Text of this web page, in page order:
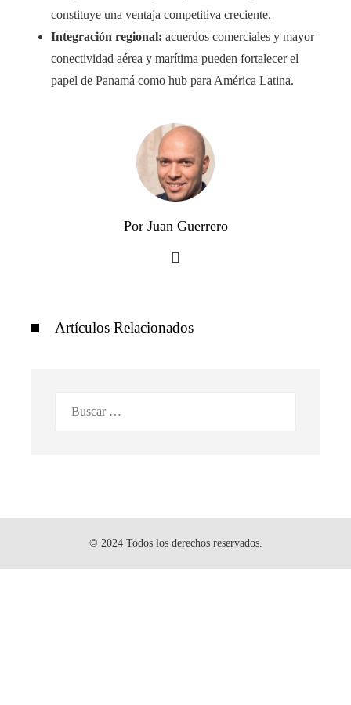
constituye una ventaja competitiva creciente.
Integración regional: acuerdos comerciales y mayor
conectividad aérea y marítima pueden fortalecer el
papel de Panamá como hub para América Latina.
Por Juan Guerrero
Artículos Relacionados
© 2024 Todos los derechos reservados.